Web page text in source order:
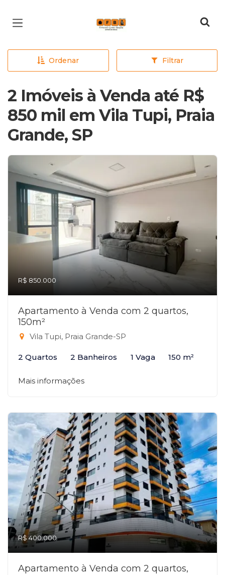
Página inicial
Ordenar Filtrar
2 Imóveis à Venda até R$
850 mil em Vila Tupi, Praia
Grande, SP
R$ 850.000
Apartamento à Venda com 2 quartos,
150m²
Vila Tupi, Praia Grande-SP
2 Quartos 2 Banheiros 1 Vaga 150 m²
Mais informações
R$ 400.000
Apartamento à Venda com 2 quartos,